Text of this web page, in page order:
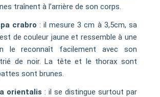
traînent à l’arrière de son corps.
crabro : il mesure 3 cm à 3,5cm, sa
de couleur jaune et ressemble à une
le reconnaît facilement avec son
de noir. La tête et le thorax sont
sont brunes.
orientalis : il se distingue surtout par